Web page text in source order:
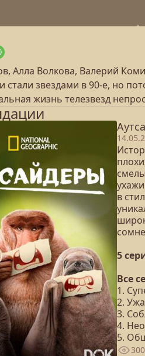
Алла Волкова, Валерий
стали звездами в 90-е, но
жизнь телезвезд
в
5
Все
1.
2.
3.
4.
5.
300